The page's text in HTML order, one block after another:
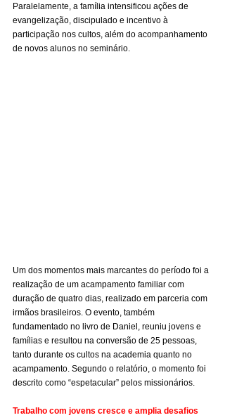
Paralelamente, a família intensificou ações de
evangelização, discipulado e incentivo à
participação nos cultos, além do acompanhamento
de novos alunos no seminário.
Um dos momentos mais marcantes do período foi a
realização de um acampamento familiar com
duração de quatro dias, realizado em parceria com
irmãos brasileiros. O evento, também
fundamentado no livro de Daniel, reuniu jovens e
famílias e resultou na conversão de 25 pessoas,
tanto durante os cultos na academia quanto no
acampamento. Segundo o relatório, o momento foi
descrito como “espetacular” pelos missionários.
Trabalho com jovens cresce e amplia desafios